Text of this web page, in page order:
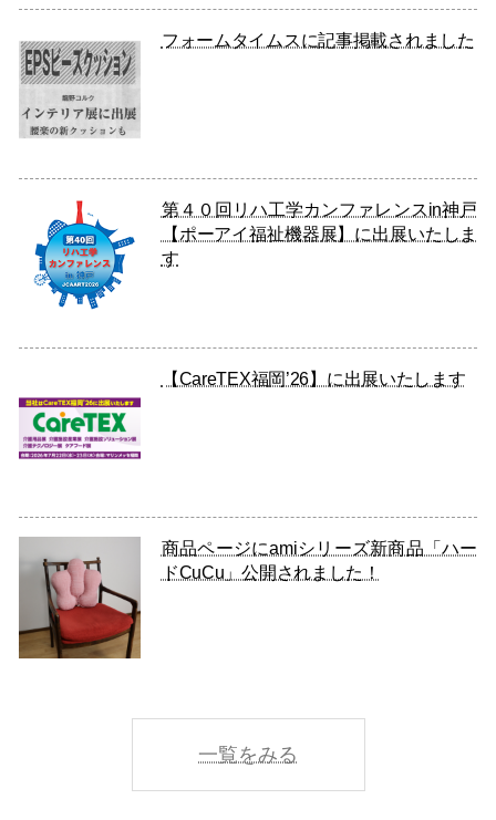
フォームタイムスに記事掲載されました
第４０回リハ工学カンファレンスin神戸
【ポーアイ福祉機器展】に出展いたしま
す
【CareTEX福岡’26】に出展いたします
商品ページにamiシリーズ新商品「ハー
ドCuCu」公開されました！
一覧をみる